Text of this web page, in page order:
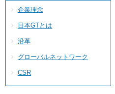
企業理念
日本GTとは
沿革
グローバルネットワーク
CSR